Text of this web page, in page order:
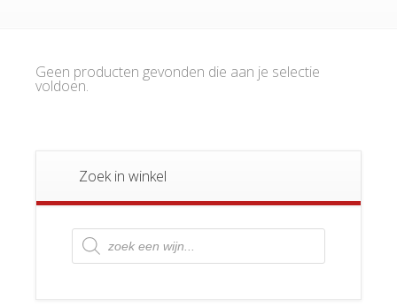
Geen producten gevonden die aan je selectie
voldoen.
Zoek in winkel
Producten
zoeken